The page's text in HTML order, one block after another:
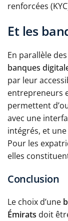
renforcées
Et les
En parallèle
banques
par leur
entrepreneurs
permettent
avec une
intégrés, et
Pour les
elles
Conclusion
Le choix d’une
Émirats doit